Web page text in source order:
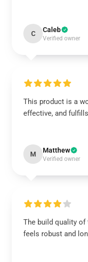
C Caleb
Verified owner
This product is a
effective, and
M Matthew
Verified owner
The build quality
feels robust and